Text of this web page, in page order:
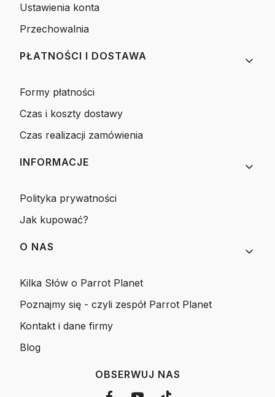
Ustawienia konta
Przechowalnia
PŁATNOŚCI I DOSTAWA
Formy płatności
Czas i koszty dostawy
Czas realizacji zamówienia
INFORMACJE
Polityka prywatności
Jak kupować?
O NAS
Kilka Słów o Parrot Planet
Poznajmy się - czyli zespół Parrot Planet
Kontakt i dane firmy
Blog
OBSERWUJ NAS